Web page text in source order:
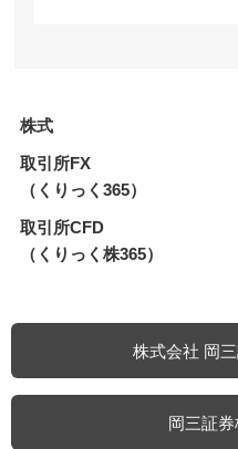
株式
取引所FX
（くりっく365）
取引所CFD
（くりっく株365）
株式会社 岡
岡三証